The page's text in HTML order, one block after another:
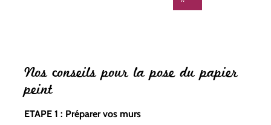
Nos conseils pour la pose du papier
peint
ETAPE 1 : Préparer vos murs